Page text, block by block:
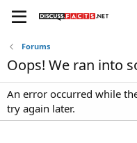
Forums
Oops! We ran into
An error occurred while
try again later.